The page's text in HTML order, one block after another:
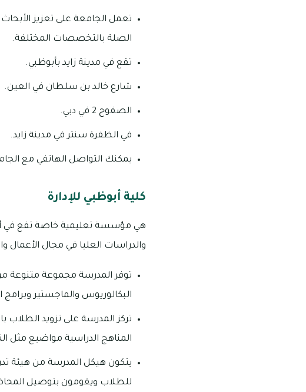
تعمل الجامعة على تعزيز
الصلة بالتخصصات المختلفة.
تقع في مدينة زايد بأبوظبي.
شارع خالد بن سلطان في العين.
الصفوح 2 في دبي.
في الظفرة سنتر في مدينة زايد.
يمكنك التواصل الهاتفي مع الجامعة من خلال
كلية أبوظبي للإدارة
هي مؤسسة تعليمية خاصة تقع في
والدراسات العليا في مجال الأعمال
توفر المدرسة مجموعة متنوعة من
البكالوريوس والماجستير وبرامج
تركز المدرسة على تزويد الطلاب
المناهج الدراسية مواضيع مثل
يتكون هيكل المدرسة من هيئة
للطلاب ويقومون بتوصيل